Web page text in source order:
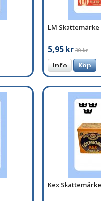
LM Skattemärke
5,95 kr 30 kr
Info Köp
Kex Skattemärke